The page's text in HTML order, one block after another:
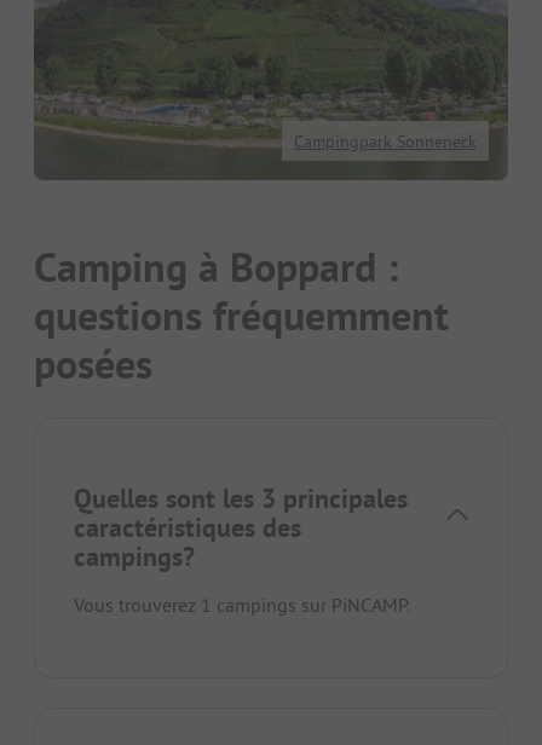
Campingpark Sonneneck
Camping à Boppard :
questions fréquemment
posées
Quelles sont les 3 principales
caractéristiques des
campings?
Vous trouverez 1 campings sur PiNCAMP.